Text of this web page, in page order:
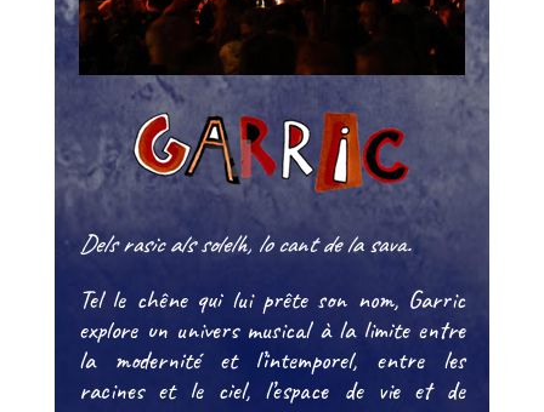
Dels rasic als solelh, lo cant de la sava.
Tel le chêne qui lui prête son nom, Garric
explore un univers musical à la limite entre
la modernité et l’intemporel, entre les
racines et le ciel, l’espace de vie et de